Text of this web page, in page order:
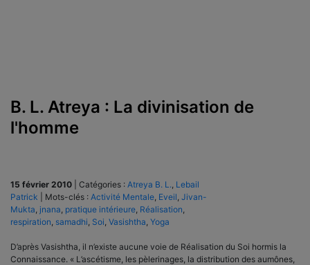
B. L. Atreya : La divinisation de
l'homme
15 février 2010 Catégories : Atreya B. L. Lebail
Patrick
Mots-clés : Activité Mentale Eveil Jivan-
Mukta jnana pratique intérieure Réalisation
respiration samadhi Soi Vasishtha Yoga
D’après Vasishtha, il n’existe aucune voie de Réalisation du Soi hormis la
Connaissance. « L’ascétisme, les pèlerinages, la distribution des aumônes,